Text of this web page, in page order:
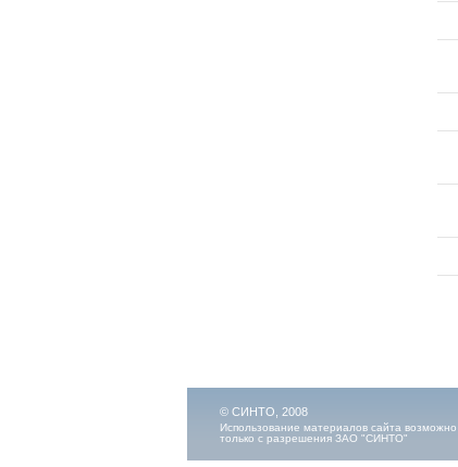
© СИНТО, 2008
Использование материалов сайта возможно
только с разрешения ЗАО "СИНТО"